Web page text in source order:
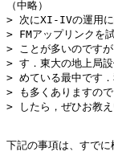
（中略）
> 次にXI-IVの運用に
> FMアップリンクを
> ことが多いのですが
> す．東大の地上局
> めている最中です
> も多くありますので
> したら，ぜひお教え
下記の事項は、すでに